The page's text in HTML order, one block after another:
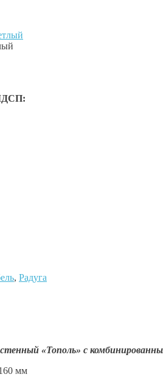
, Радуга
«Тополь» с
мм